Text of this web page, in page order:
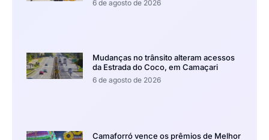
6 de agosto de 2026
Mudanças no trânsito alteram acessos
da Estrada do Coco, em Camaçari
6 de agosto de 2026
Camaforró vence os prêmios de Melhor